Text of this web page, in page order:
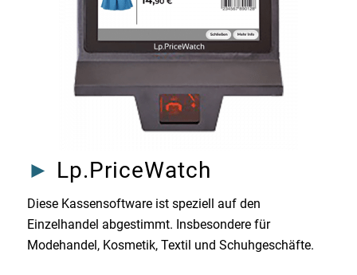
► Lp.PriceWatch
Diese Kassensoftware ist speziell auf den
Einzelhandel abgestimmt. Insbesondere für
Modehandel, Kosmetik, Textil und Schuhgeschäfte.